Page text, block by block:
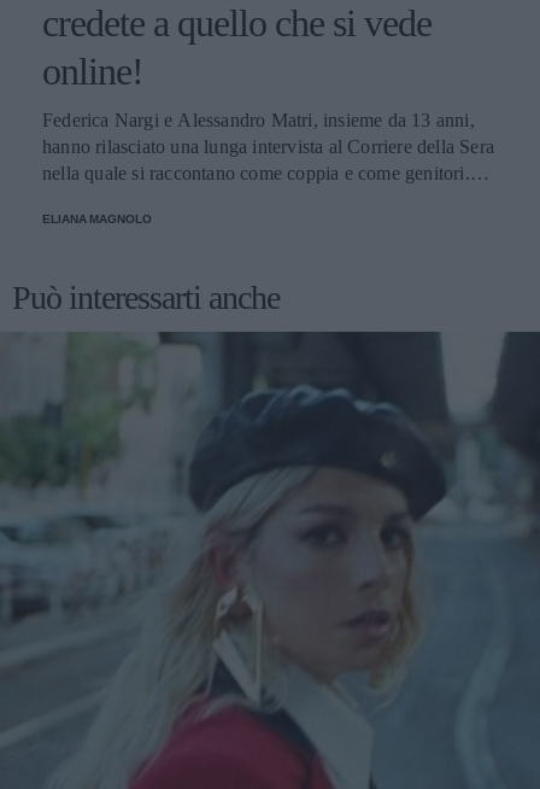
credete a quello che si vede
online!
Federica Nargi e Alessandro Matri, insieme da 13 anni,
hanno rilasciato una lunga intervista al Corriere della Sera
nella quale si raccontano come coppia e come genitori.
credete alle coppie che non litigano mai!
ELIANA MAGNOLO
Può interessarti anche